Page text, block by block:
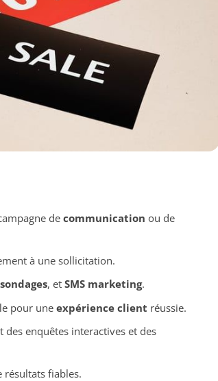
de communication ou de
à une sollicitation.
sondages, et SMS marketing.
pour uneexpérience client réussie.
enquêtes interactives et des
fiables.